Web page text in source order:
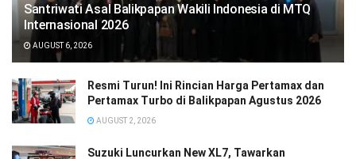
Santriwati Asal Balikpapan Wakili Indonesia di MTQ
Internasional 2026
AUGUST 6, 2026
Resmi Turun! Ini Rincian Harga Pertamax dan
Pertamax Turbo di Balikpapan Agustus 2026
AUGUST 2, 2026
Suzuki Luncurkan New XL7, Tawarkan